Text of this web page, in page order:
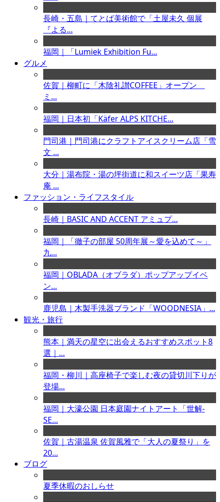
長崎・五島｜てとば美術館で「土屋未久 個展
『よる...
福岡｜「Lumiek Exhibition Fu...
グルメ
佐賀｜柳町に「木陰礼讃COFFEE」オープン
ミ...
福岡｜日本初「Käfer ALPS KITCHE...
門司港｜門司港にクラフトアイスクリーム店「雪
文 ...
大分｜湯布院・湯の坪街道に和スイーツ店「果寿
庵 ...
ファッション・ライフスタイル
長崎｜BASIC AND ACCENT アミュプ...
福岡｜「徹子の部屋 50周年展～愛を込めて～」
九...
福岡｜OBLADA（オブラダ）ポップアップイベ
ン...
鹿児島｜木製手洗器ブランド「WOODNESIA」...
観光・旅行
熊本｜満天の星空に出会えるおすすめスポット8
選｜...
福岡・柳川｜高座椅子で楽しむ夜の貸切川下りが
登場...
福岡｜大濠公園 日本庭園ナイトアート「世解-
SE...
佐賀｜古湯温泉 佐賀風雅で「大人の夏祭り」を
20...
ブログ
夏季休暇のおしらせ